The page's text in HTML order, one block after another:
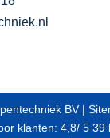
BV |
klanten: 4,8/ 5 39